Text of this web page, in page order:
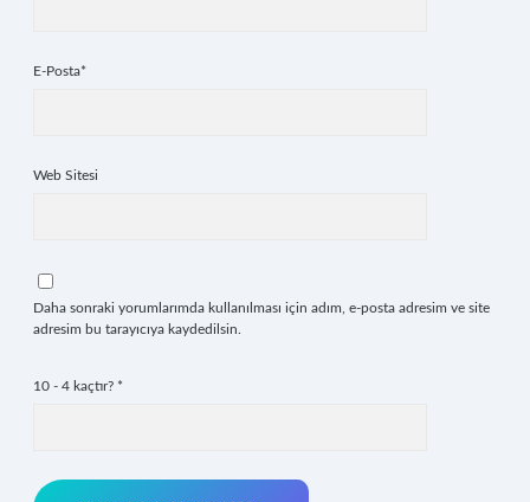
E-Posta*
Web Sitesi
Daha sonraki yorumlarımda kullanılması için adım, e-posta adresim ve site
adresim bu tarayıcıya kaydedilsin.
10 - 4 kaçtır? *